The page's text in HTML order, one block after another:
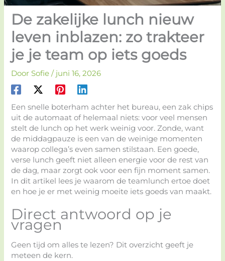
De zakelijke lunch nieuw
leven inblazen: zo trakteer
je je team op iets goeds
Door Sofie/ juni 16, 2026
Een snelle boterham achter het bureau, een zak chips
uit de automaat of helemaal niets: voor veel mensen
stelt de lunch op het werk weinig voor. Zonde, want
de middagpauze is een van de weinige momenten
waarop collega’s even samen stilstaan. Een goede,
verse lunch geeft niet alleen energie voor de rest van
de dag, maar zorgt ook voor een fijn moment samen.
In dit artikel lees je waarom de teamlunch ertoe doet
en hoe je er met weinig moeite iets goeds van maakt.
Direct antwoord op je
vragen
Geen tijd om alles te lezen? Dit overzicht geeft je
meteen de kern.